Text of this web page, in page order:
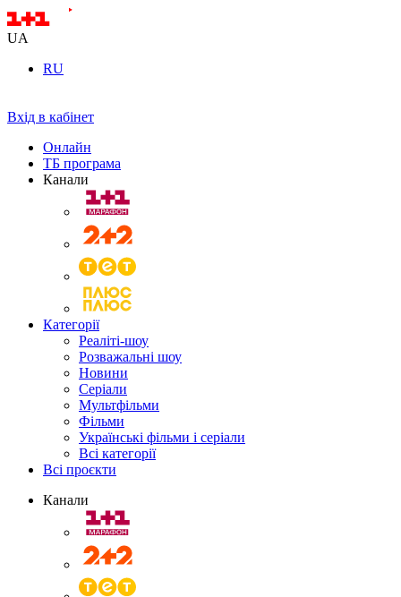
UA
RU
Вхід в кабінет
Онлайн
ТБ програма
Канали
Категорії
Реаліті-шоу
Розважальні шоу
Новини
Серіали
Мультфільми
Фільми
Українські фільми і серіали
Всі категорії
Всі проєкти
Канали